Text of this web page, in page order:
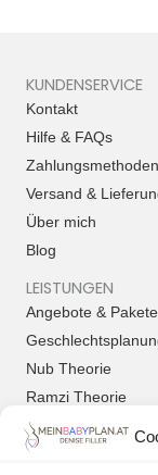
KUNDENSERVICE
Kontakt
Hilfe & FAQs
Zahlungsmethoden
Versand &
Über mich
Blog
LEISTUNGEN
Angebote & Pakete
Nub Theorie
Ramzi Theorie
Outing Bild – Potty